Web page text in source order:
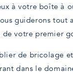
à votre boîte à
guiderons tout
de votre premier
de bricolage
dans le